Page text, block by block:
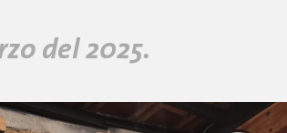
del 2025.